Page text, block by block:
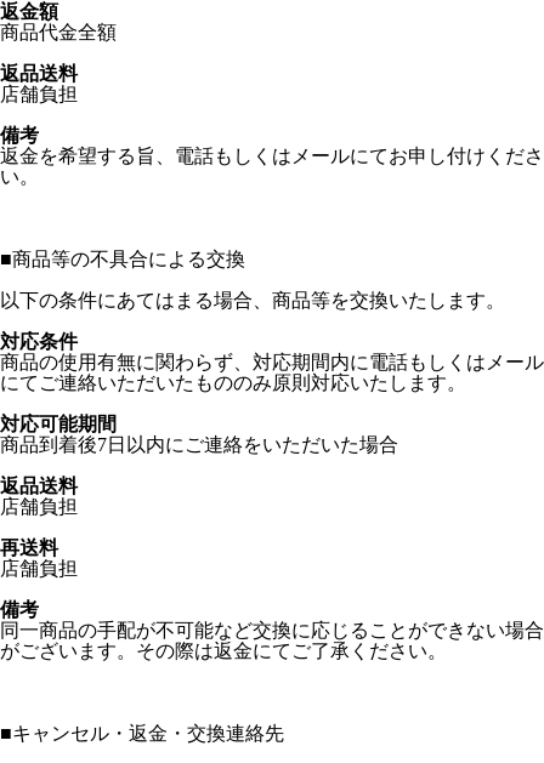
返金額
商品代金全額
返品送料
店舗負担
備考
返金を希望する旨、電話もしくはメールにてお申し付けくださ
い。
■商品等の不具合による交換
以下の条件にあてはまる場合、商品等を交換いたします。
対応条件
商品の使用有無に関わらず、対応期間内に電話もしくはメール
にてご連絡いただいたもののみ原則対応いたします。
対応可能期間
商品到着後7日以内にご連絡をいただいた場合
返品送料
店舗負担
再送料
店舗負担
備考
同一商品の手配が不可能など交換に応じることができない場合
がございます。その際は返金にてご了承ください。
■キャンセル・返金・交換連絡先